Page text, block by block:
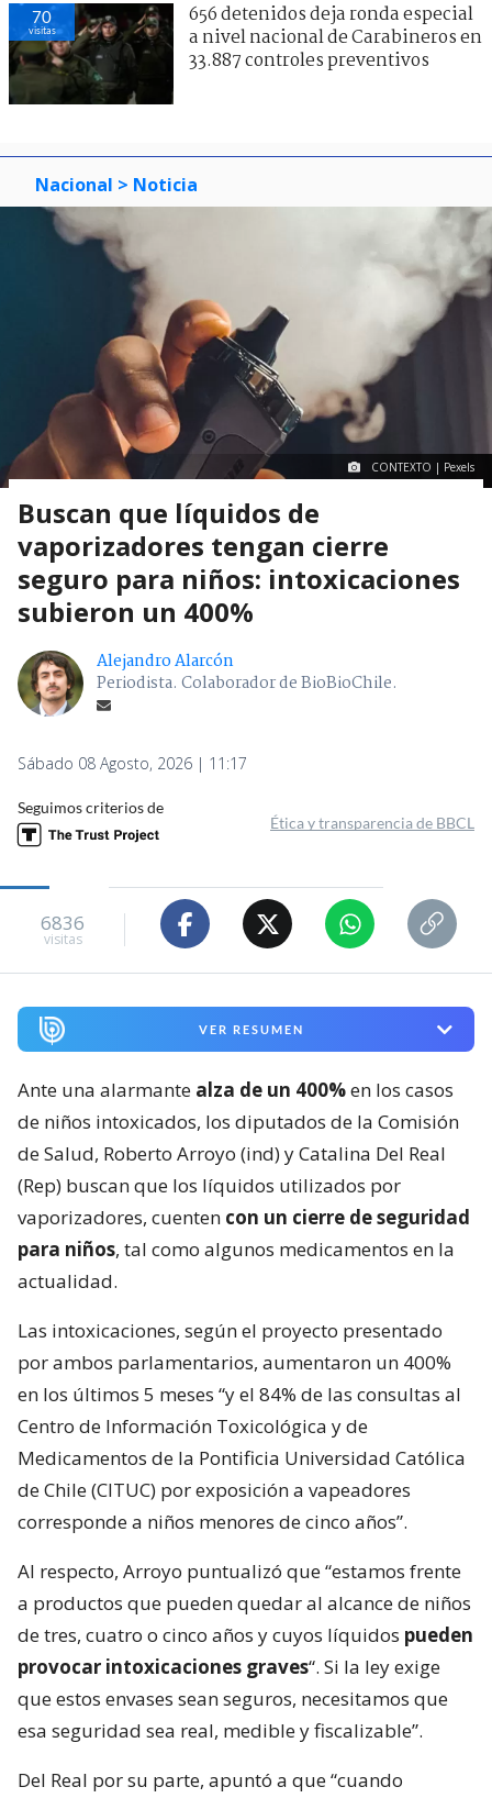
70
visitas
656 detenidos deja ronda especial
a nivel nacional de Carabineros en
33.887 controles preventivos
Nacional > Noticia
CONTEXTO | Pexels
Buscan que líquidos de
vaporizadores tengan cierre
seguro para niños: intoxicaciones
subieron un 400%
Alejandro Alarcón
Periodista. Colaborador de BioBioChile.
Sábado 08 Agosto, 2026 | 11:17
Seguimos criterios de
Ética y transparencia de BBCL
6836
visitas
VER RESUMEN
Ante una alarmante alza de un 400%en los casos
de niños intoxicados, los diputados de la Comisión
de Salud, Roberto Arroyo (ind) y Catalina Del Real
(Rep) buscan que los líquidos utilizados por
vaporizadores, cuenten con un cierre de seguridad
para niños, tal como algunos medicamentos en la
actualidad.
Las intoxicaciones, según el proyecto presentado
por ambos parlamentarios, aumentaron un 400%
en los últimos 5 meses “y el 84% de las consultas al
Centro de Información Toxicológica y de
Medicamentos de la Pontificia Universidad Católica
de Chile (CITUC) por exposición a vapeadores
corresponde a niños menores de cinco años”.
Al respecto, Arroyo puntualizó que “estamos frente
a productos que pueden quedar al alcance de niños
de tres, cuatro o cinco años y cuyos líquidos pueden
provocar intoxicaciones graves“. Si la ley exige
que estos envases sean seguros, necesitamos que
esa seguridad sea real, medible y fiscalizable”.
Del Real por su parte, apuntó a que “cuando